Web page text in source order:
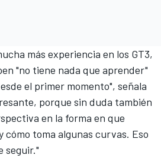
más experiencia en los GT3,
"no tiene nada que aprender"
el primer momento", señala
porque sin duda también
en la forma en que
cómo toma algunas curvas. Eso
seguir."